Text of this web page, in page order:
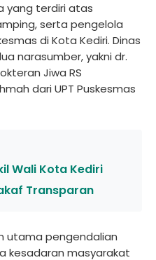
yang terdiri atas
serta pengelola
di Kota Kediri. Dinas
narasumber, yakni dr.
Jiwa RS
dari UPT Puskesmas
Wali Kota Kediri
Transparan
utama pengendalian
kesadaran masyarakat